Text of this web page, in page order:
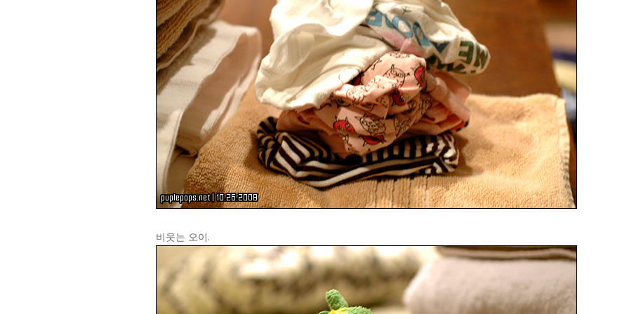
비웃는 오이.